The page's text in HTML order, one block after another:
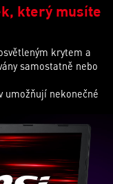
který musíte
krytem a
samostatně nebo
umožňují nekonečné